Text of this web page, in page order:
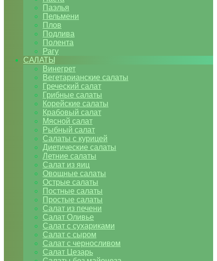
Паэлья
Пельмени
Плов
Подлива
Полента
Рагу
САЛАТЫ
Винегрет
Вегетарианские салаты
Греческий салат
Грибные салаты
Корейские салаты
Крабовый салат
Мясной салат
Рыбный салат
Салаты с курицей
Диетические салаты
Летние салаты
Салат из яиц
Овощные салаты
Острые салаты
Постные салаты
Простые салаты
Салат из печени
Салат Оливье
Салат с сухариками
Салат с сыром
Салат с черносливом
Салат Цезарь